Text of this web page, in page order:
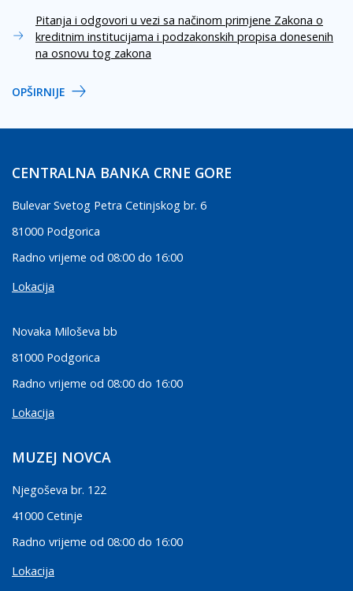
Pitanja i odgovori u vezi sa načinom primjene Zakona o
kreditnim institucijama i podzakonskih propisa donesenih
na osnovu tog zakona
OPŠIRNIJE
CENTRALNA BANKA CRNE GORE
Bulevar Svetog Petra Cetinjskog br. 6
81000 Podgorica
Radno vrijeme od 08:00 do 16:00
Lokacija
Novaka Miloševa bb
81000 Podgorica
Radno vrijeme od 08:00 do 16:00
Lokacija
MUZEJ NOVCA
Njegoševa br. 122
41000 Cetinje
Radno vrijeme od 08:00 do 16:00
Lokacija